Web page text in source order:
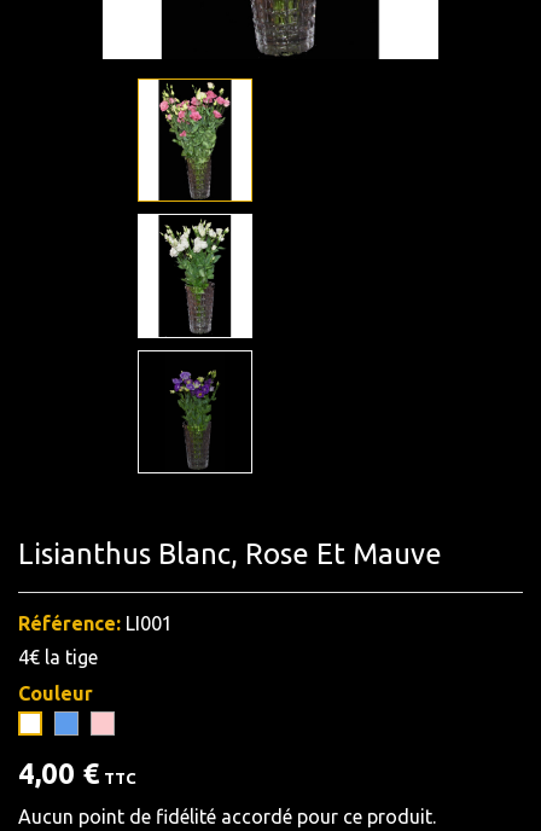
Lisianthus Blanc, Rose Et Mauve
Référence: LI001
4€ la tige
Couleur
4,00 € TTC
Aucun point de fidélité accordé pour ce produit.